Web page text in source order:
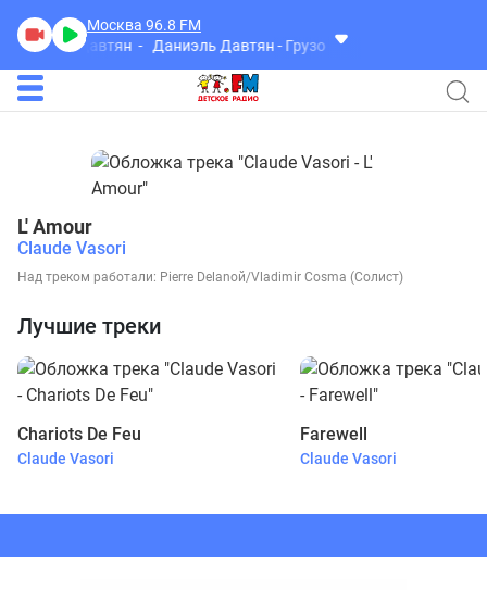
Москва 96.8 FM
Давтян
Даниэль Давтян - Грузовик
L' Amour
Claude Vasori
Над треком работали: Pierre Delanoй/Vladimir Cosma (Солист)
Лучшие треки
Chariots De Feu
Claude Vasori
Farewell
Claude Vasori